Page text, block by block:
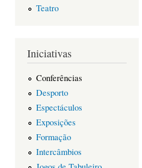
Teatro
Iniciativas
Conferências
Desporto
Espectáculos
Exposições
Formação
Intercâmbios